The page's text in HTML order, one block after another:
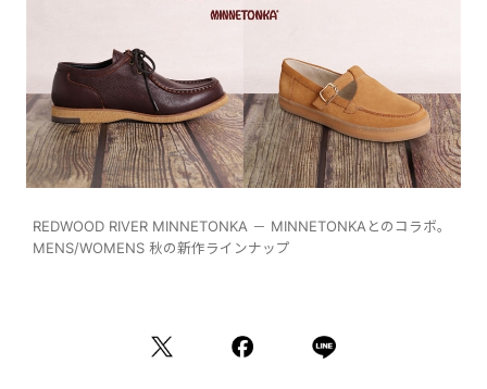
REDWOOD RIVER MINNETONKA － MINNETONKAとのコラボ。
MENS/WOMENS 秋の新作ラインナップ